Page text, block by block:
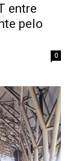
entre
pelo
0